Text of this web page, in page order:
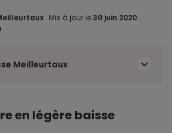
. Mis à jour le30 juin 2020 .
Meilleurtaux
en légère baisse